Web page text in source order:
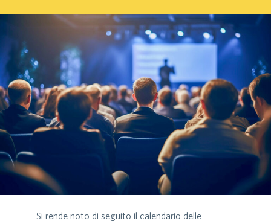
Si rende noto di seguito il calendario delle